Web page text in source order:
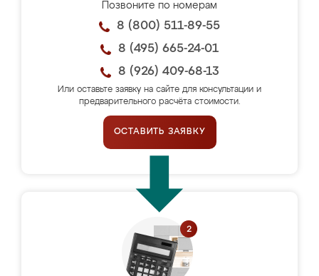
Позвоните по номерам
8 (800) 511-89-55
8 (495) 665-24-01
8 (926) 409-68-13
Или оставьте заявку на сайте для консультации и
предварительного расчёта стоимости.
ОСТАВИТЬ ЗАЯВКУ